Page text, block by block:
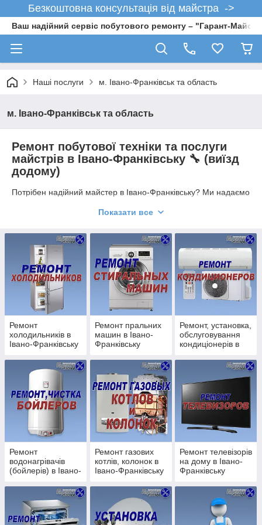
Безкоштовна консультація від майстра ->
Ваш надійний сервіс побутового ремонту – "Гарант-
Наші послуги м. Івано-Франківськ та область
м. Івано-Франківськ та область
Ремонт побутової техніки та послуги
майстрів в Івано-Франківську 🔧 (виїзд
додому)
Потрібен надійний майстер в Івано-Франківську? Ми надаємо
— швидко, якісно та з гарантією ⚡
у день звернення
по всьому місту та передмістю.
👉 Один сервіс — всі послуги для дому
📍 Райони Івано-Франківська: Центр, Пасічна, Каскад, БАМ,
Майзлі, Опришівці, Набережна та інші.
🔧 Ремонт побутової техніки в Івано-
Франківську
Виконуємо ремонт будь-якої складності:
Ремонт та обслуговування бойлерів
Ремонт холодильників
Ремонт пральних машин
Ремонт телевізорів
Ремонт та обслуговування кондиціонерів
Ремонт посудомийних машин
Установка та налаштування супутникових антен
Ремонт мікрохвильових печей (СВЧ)
Ремонт та обслуговування кавомашин
Показати все
Ремонт
холодильників в
Івано-Франківську
Ремонт пральних
машин в Івано-
Франківську
Ремонт, установка,
обслуговування
кондиціонерів в
Ремонт
водонагрівачів
(бойлерів) в Івано-
Ремонт газових
котлів, колонок в
Івано-Франківську
Ремонт телевізорів
на дому в Івано-
Франківську